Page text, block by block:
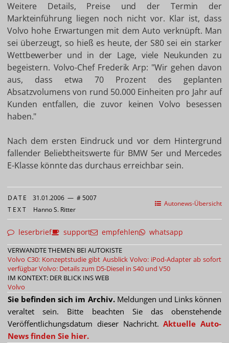
Weitere Details, Preise und der Termin der
Markteinführung liegen noch nicht vor. Klar ist, dass
Volvo hohe Erwartungen mit dem Auto verknüpft. Man
sei überzeugt, so hieß es heute, der S80 sei ein starker
Wettbewerber und in der Lage, viele Neukunden zu
begeistern. Volvo-Chef Frederik Arp: "Wir gehen davon
aus, dass etwa 70 Prozent des geplanten
Absatzvolumens von rund 50.000 Einheiten pro Jahr auf
Kunden entfallen, die zuvor keinen Volvo besessen
haben."
Nach dem ersten Eindruck und vor dem Hintergrund
fallender Beliebtheitswerte für BMW 5er und Mercedes
E-Klasse könnte das durchaus erreichbar sein.
Autonews-Übersicht
DATE 31.01.2006 — # 5007
TEXT Hanno S. Ritter
leserbrief support empfehlen whatsapp
VERWANDTE THEMEN BEI AUTOKISTE
Volvo C30: Konzeptstudie gibt Ausblick Volvo: iPod-Adapter ab sofort
verfügbarVolvo: Details zum D5-Diesel in S40 und V50
IM KONTEXT: DER BLICK INS WEB
Volvo
Sie befinden sich im Archiv.Meldungen und Links können
veraltet sein. Bitte beachten Sie das obenstehende
Veröffentlichungsdatum dieser Nachricht.Aktuelle Auto-
News finden Sie hier.